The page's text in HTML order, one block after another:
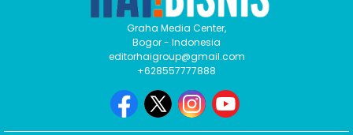
Graha Media Center,
Bogor - Indonesia
editorhaigroup@gmail.com
+628557777888